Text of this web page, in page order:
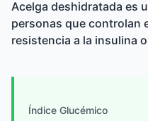
Acelga deshidratada es
personas que controlan
resistencia a la insulina
Índice Glucémico